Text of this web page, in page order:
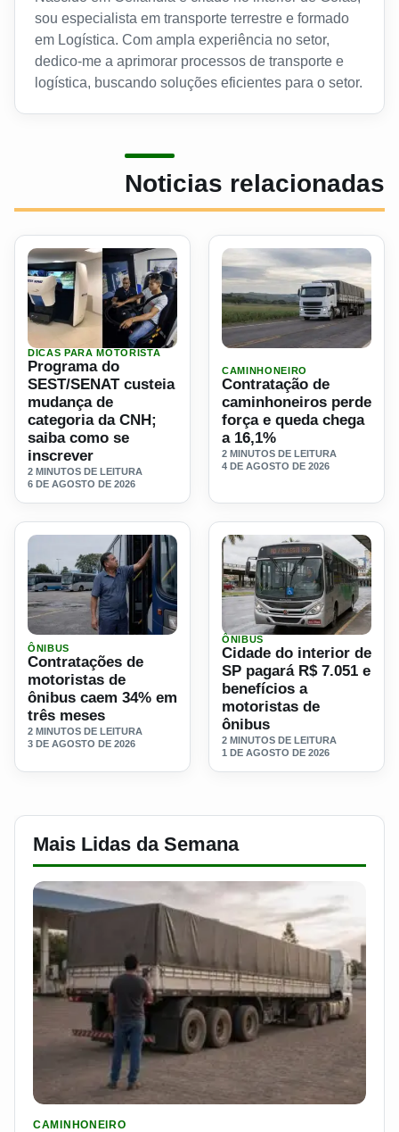
sou especialista em transporte terrestre e formado
em Logística. Com ampla experiência no setor,
dedico-me a aprimorar processos de transporte e
logística, buscando soluções eficientes para o setor.
Noticias relacionadas
Ler materia: Programa do SEST/SENAT custeia
DICAS PARA MOTORISTA
Programa do
SEST/SENAT custeia
mudança de
categoria da CNH;
saiba como se
inscrever
2 MINUTOS DE LEITURA
6 DE AGOSTO DE 2026
CAMINHONEIRO
Contratação de
caminhoneiros perde
força e queda chega
a 16,1%
2 MINUTOS DE LEITURA
4 DE AGOSTO DE 2026
Ler materia: Contratações de motoristas de ônibus caem
ÔNIBUS
Contratações de
motoristas de
ônibus caem 34% em
três meses
2 MINUTOS DE LEITURA
3 DE AGOSTO DE 2026
Ler materia: Cidade do
ÔNIBUS
Cidade do interior de
SP pagará R$ 7.051 e
benefícios a
motoristas de
ônibus
2 MINUTOS DE LEITURA
1 DE AGOSTO DE 2026
Mais Lidas da Semana
CAMINHONEIRO